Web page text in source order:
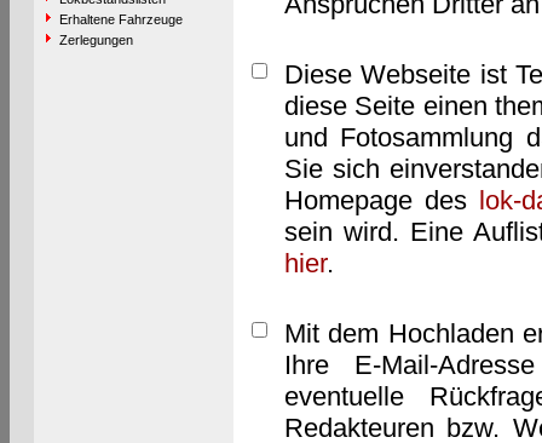
Erhaltene Fahrzeuge
Zerlegungen
Diese Webseite ist
diese Seite einen
und Fotosammlung
Sie sich
Homepage des lok-
sein wird. Eine
hier.
Mit dem Hochladen
Ihre E-Mail-
eventuelle
Redakteuren bzw.